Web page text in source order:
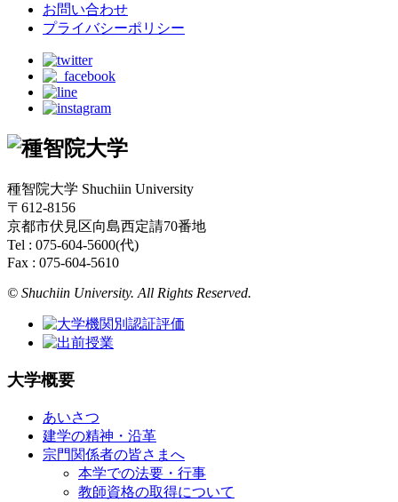
お問い合わせ
プライバシーポリシー
種智院大学 Shuchiin University
〒612-8156
京都市伏見区向島西定請70番地
Tel : 075-604-5600(代)
Fax : 075-604-5610
© Shuchiin University. All Rights Reserved.
大学概要
あいさつ
建学の精神・沿革
宗門関係者の皆さまへ
本学での法要・行事
教師資格の取得について